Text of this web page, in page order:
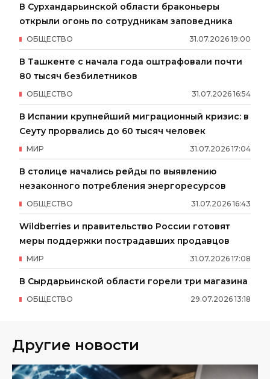
В Сурхандарьинской области браконьеры
открыли огонь по сотрудникам заповедника
31.07.2026 19:00
ОБЩЕСТВО
В Ташкенте с начала года оштрафовали почти
80 тысяч безбилетников
31.07.2026 16:54
ОБЩЕСТВО
В Испании крупнейший миграционный кризис: в
Сеуту прорвались до 60 тысяч человек
31.07.2026 17:04
МИР
В столице начались рейды по выявлению
незаконного потребления энергоресурсов
31.07.2026 16:43
ОБЩЕСТВО
Wildberries и правительство России готовят
меры поддержки пострадавших продавцов
31.07.2026 17:08
МИР
В Сырдарьинской области горели три магазина
29.07.2026 13:18
ОБЩЕСТВО
Другие новости